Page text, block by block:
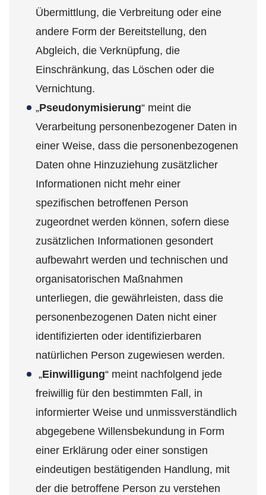
Übermittlung, die Verbreitung oder eine
andere Form der Bereitstellung, den
Abgleich, die Verknüpfung, die
Einschränkung, das Löschen oder die
Vernichtung.
„Pseudonymisierung“ meint die
Verarbeitung personenbezogener Daten in
einer Weise, dass die personenbezogenen
Daten ohne Hinzuziehung zusätzlicher
Informationen nicht mehr einer
spezifischen betroffenen Person
zugeordnet werden können, sofern diese
zusätzlichen Informationen gesondert
aufbewahrt werden und technischen und
organisatorischen Maßnahmen
unterliegen, die gewährleisten, dass die
personenbezogenen Daten nicht einer
identifizierten oder identifizierbaren
natürlichen Person zugewiesen werden.
„Einwilligung“ meint nachfolgend jede
freiwillig für den bestimmten Fall, in
informierter Weise und unmissverständlich
abgegebene Willensbekundung in Form
einer Erklärung oder einer sonstigen
eindeutigen bestätigenden Handlung, mit
der die betroffene Person zu verstehen